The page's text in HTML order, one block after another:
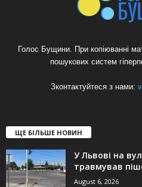
Голос Бущини. При копіюванні
пошукових систем
Зконтактуйтеся з нами:
ЩЕ БІЛЬШЕ НОВИН
У Львові на
травмував
August 6, 2026